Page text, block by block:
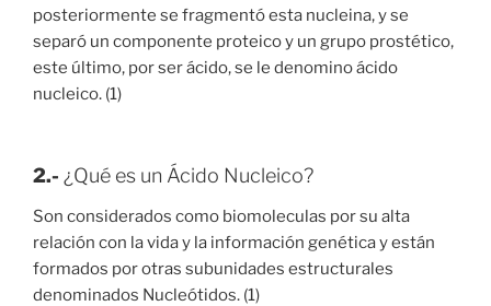
posteriormente se fragmentó esta nucleina, y se
separó un componente proteico y un grupo prostético,
este último, por ser ácido, se le denomino ácido
nucleico. (1)
2.- ¿Qué es un Ácido Nucleico?
Son considerados como biomoleculas por su alta
relación con la vida y la información genética y están
formados por otras subunidades estructurales
denominados Nucleótidos. (1)